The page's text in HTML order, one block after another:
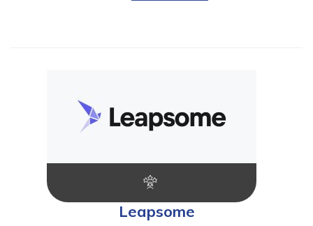
Leapsome